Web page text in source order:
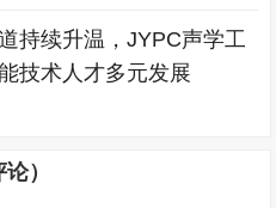
持续升温，JYPC声学工
技术人才多元发展
）